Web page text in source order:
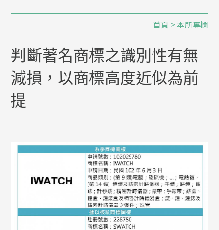
首頁 >本所專欄
判斷著名商標之識別性有無
減損，以商標高度近似為前
提